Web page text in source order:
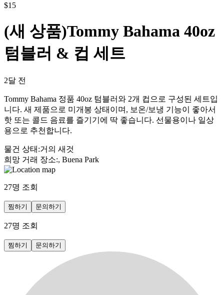
$15
(새 상품)Tommy Bahama 40oz
텀블러 & 컵 세트
2달 전
Tommy Bahama 정품 40oz 텀블러와 2개 컵으로 구성된 세트입
니다. 새 제품으로 미개봉 상태이며, 보온/보냉 기능이 좋아서
핫 또는 콜드 음료를 즐기기에 딱 좋습니다. 선물용이나 일상
용으로 추천합니다.
물건 상태 :거의 새것
희망 거래 장소:, Buena Park
27명 조회
찜하기 문의하기
27명 조회
찜하기 문의하기